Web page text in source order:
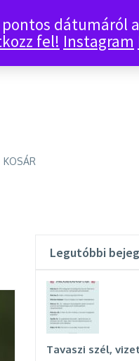
KOSÁR
Legutóbbi
Tavaszi szél,
dátumáról
fel! Instagram